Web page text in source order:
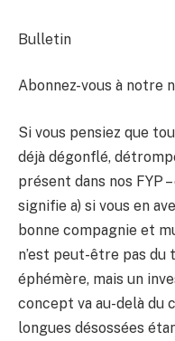
Bulletin
Abonnez-vous à notre
Si vous pensiez que
déjà dégonflé,
présent dans nos FYP
signifie a) si vous en
bonne compagnie et
n’est peut-être pas du
éphémère, mais un
concept va au-delà du
longues désossées